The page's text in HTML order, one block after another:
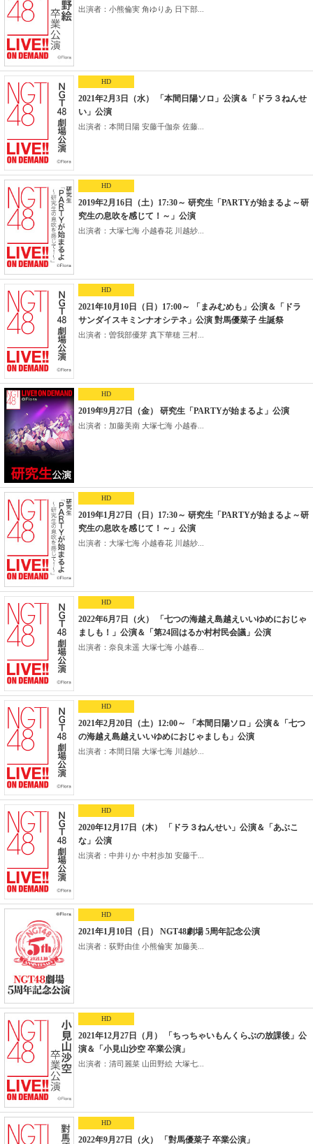
出演者：小熊倫実 角ゆりあ 日下部...
HD
2021年2月3日（水） 「本間日陽ソロ」公演＆「ドラ３ねんせ
い」公演
出演者：本間日陽 安藤千伽奈 佐藤...
HD
2019年2月16日（土）17:30～ 研究生「PARTYが始まるよ～研
究生の息吹を感じて！～」公演
出演者：大塚七海 小越春花 川越紗...
HD
2021年10月10日（日）17:00～ 「まみむめも」公演＆「ドラ
サンダイスキミンナオシテネ」公演 對馬優菜子 生誕祭
出演者：曽我部優芽 真下華穂 三村...
HD
2019年9月27日（金） 研究生「PARTYが始まるよ」公演
出演者：加藤美南 大塚七海 小越春...
HD
2019年1月27日（日）17:30～ 研究生「PARTYが始まるよ～研
究生の息吹を感じて！～」公演
出演者：大塚七海 小越春花 川越紗...
HD
2022年6月7日（火） 「七つの海越え島越えいいゆめにおじゃ
ましも！」公演＆「第24回はるか村村民会議」公演
出演者：奈良未遥 大塚七海 小越春...
HD
2021年2月20日（土）12:00～ 「本間日陽ソロ」公演＆「七つ
の海越え島越えいいゆめにおじゃましも」公演
出演者：本間日陽 大塚七海 川越紗...
HD
2020年12月17日（木） 「ドラ３ねんせい」公演＆「あぶこ
な」公演
出演者：中井りか 中村歩加 安藤千...
HD
2021年1月10日（日） NGT48劇場 5周年記念公演
出演者：荻野由佳 小熊倫実 加藤美...
HD
2021年12月27日（月） 「ちっちゃいもんくらぶの放課後」公
演＆「小見山沙空 卒業公演」
出演者：清司麗菜 山田野絵 大塚七...
HD
2022年9月27日（火） 「對馬優菜子 卒業公演」